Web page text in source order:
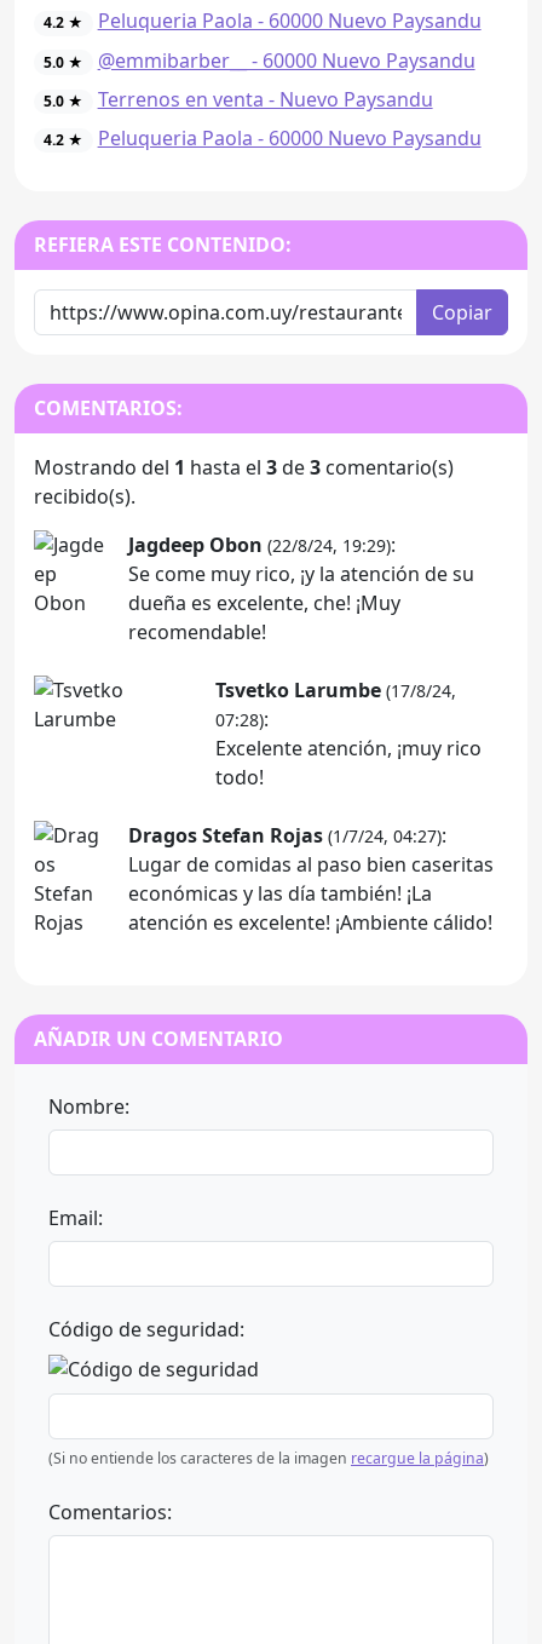
4.2 ★ Peluqueria Paola - 60000 Nuevo Paysandu
5.0 ★ @emmibarber__ - 60000 Nuevo Paysandu
5.0 ★ Terrenos en venta - Nuevo Paysandu
4.2 ★ Peluqueria Paola - 60000 Nuevo Paysandu
REFIERA ESTE CONTENIDO:
Copiar
COMENTARIOS:
Mostrando del 1 hasta el 3de3 comentario(s)
recibido(s).
Jagdeep Obon (22/8/24, 19:29):
Se come muy rico, ¡y la atención de su
dueña es excelente, che! ¡Muy
recomendable!
Tsvetko Larumbe (17/8/24,
07:28):
Excelente atención, ¡muy rico
todo!
Dragos Stefan Rojas (1/7/24, 04:27):
Lugar de comidas al paso bien caseritas
económicas y las día también! ¡La
atención es excelente! ¡Ambiente cálido!
AÑADIR UN COMENTARIO
Nombre:
Email:
Código de seguridad:
(Si no entiende los caracteres de la imagen recargue la página)
Comentarios: